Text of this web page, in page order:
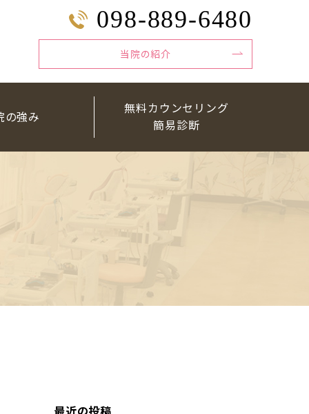
098-889-6480
当院の紹介
の強み
無料カウンセリング
簡易診断